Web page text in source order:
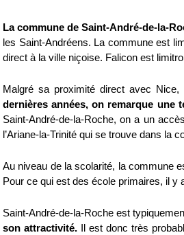
La commune de Saint-André-de-la-
les Saint-Andréens. La commune est
direct à la ville niçoise. Falicon est
Malgré sa proximité direct avec Nice,
dernières années, on remarque une
Saint-André-de-la-Roche, on a un
l’Ariane-la-Trinité qui se trouve dans la
Au niveau de la scolarité, la commune
Pour ce qui est des école primaires, il y
Saint-André-de-la-Roche est
son attractivité. Il est donc très